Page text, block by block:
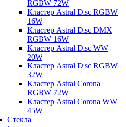
RGBW 72W
Кластер Astral Disc RGBW
16W
Кластер Astral Disc DMX
RGBW 16W
Кластер Astral Disc WW
20W
Кластер Astral Disc RGBW
32W
Кластер Astral Corona
RGBW 72W
Кластер Astral Corona WW
45W
Стекла